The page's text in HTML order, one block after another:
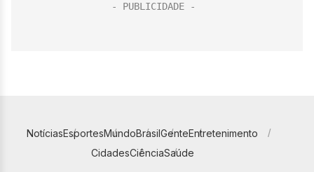
NotíciasEsportesMundoBrasilGenteEntretenimento
CidadesCiênciaSaúde